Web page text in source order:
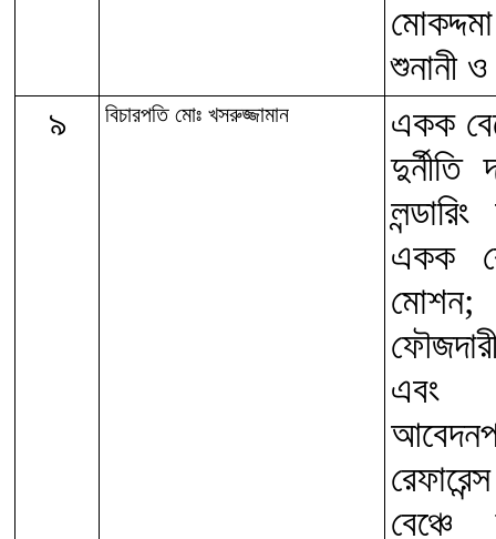
শুনানী
৯
বিচারপতি মোঃ খসরুজ্জামান
একক
একক
মোশন;
এবং